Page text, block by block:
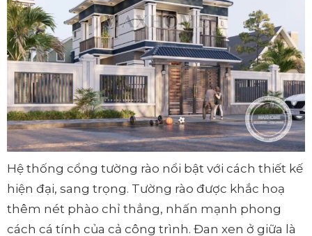
Hệ thống cổng tường rào nổi bật với cách thiết kế
hiện đại, sang trọng. Tường rào được khắc hoạ
thêm nét phào chỉ thẳng, nhấn mạnh phong
cách cá tính của cả công trình. Đan xen ở giữa là